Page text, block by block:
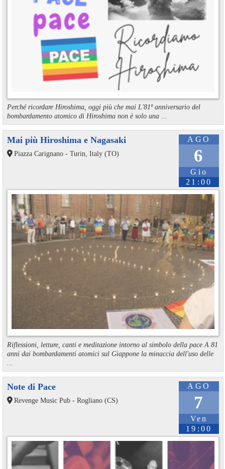
Perché ricordare Hiroshima, oggi più che mai L'81º anniversario del
bombardamento atomico di Hiroshima non è solo una ...
AGO
6
Gio
21:00
Mai più Hiroshima e Nagasaki
Piazza Carignano - Turin, Italy (TO)
Riflessioni, letture, canti e meditazione intorno al simbolo della pace A 81
anni dai bombardamenti atomici sul Giappone la minaccia dell'uso delle
AGO
7
Ven
19:00
Note di Pace
Revenge Music Pub - Rogliano (CS)